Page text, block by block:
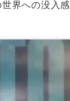
界への没入感